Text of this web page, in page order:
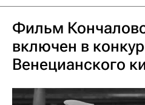
Фильм
включен в
Венецианского